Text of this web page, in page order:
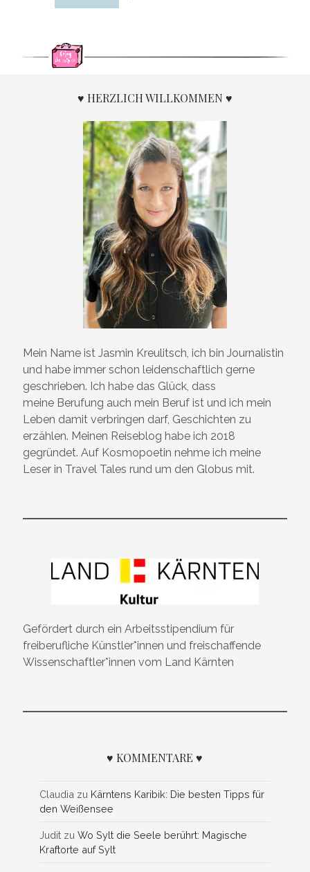
KITTY-
FAKTEN
FLUG
HELLO
KITTY-
JET
♥ HERZLICH WILLKOMMEN ♥
Mein Name ist Jasmin Kreulitsch, ich bin Journalistin
und habe immer schon leidenschaftlich gerne
geschrieben. Ich habe das Glück, dass
meine Berufung auch mein Beruf ist und ich mein
Leben damit verbringen darf, Geschichten zu
erzählen. Meinen Reiseblog habe ich 2018
gegründet. Auf Kosmopoetin nehme ich meine
Leser in Travel Tales rund um den Globus mit.
Gefördert durch ein Arbeitsstipendium für
freiberufliche Künstler*innen und freischaffende
Wissenschaftler*innen vom Land Kärnten
♥ KOMMENTARE ♥
Claudia zu Kärntens Karibik: Die besten Tipps für
den Weißensee
Judit zuWo Sylt die Seele berührt: Magische
Kraftorte auf Sylt